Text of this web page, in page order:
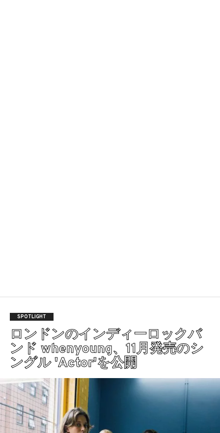
SPOTLIGHT
ロンドンのインディーロックバ
ンド whenyoung、11月発売のシ
ングル 'Actor'を公開